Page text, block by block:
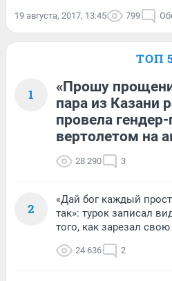
19 августа, 2017, 13:45 799
ТОП
1
«Прошу
пара из Казани
провела гендер-
вертолетом на
28 290 3
2
«Дай бог каждый
так»: турок записал
того, как зарезал
24 636 2